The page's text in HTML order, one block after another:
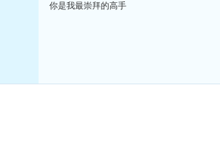
你是我最崇拜的高手